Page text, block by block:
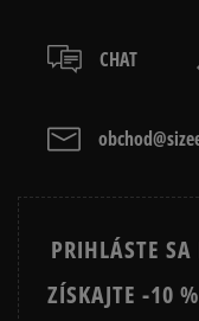
CHAT
PRIHLÁSTE
ZÍSKAJTE -10